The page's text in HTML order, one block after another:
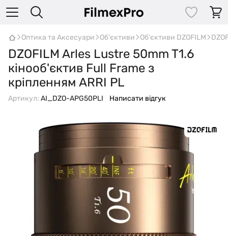
Оптика та Аксесуари Об'єктиви Об'єктиви DZOFILM
DZOFILM Arles Lustre 50mm T1.6
кінооб'єктив Full Frame з
кріпленням ARRI PL
Артикул: AI_DZO-APG50PLI Написати відгук